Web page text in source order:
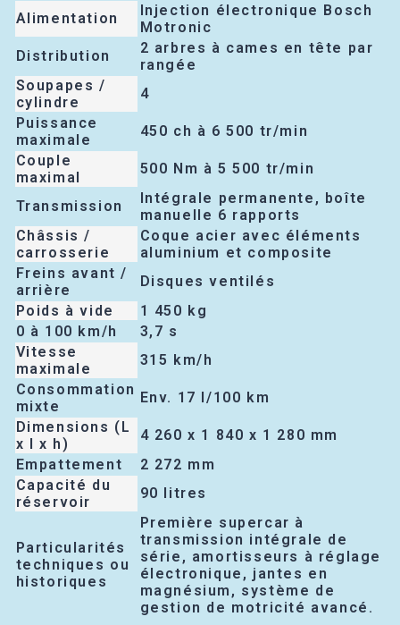
Alimentation
Injection électronique Bosch
Motronic
Distribution
2 arbres à cames en tête par
rangée
Soupapes /
cylindre
4
Puissance
maximale
450 ch à 6 500 tr/min
Couple
maximal
500 Nm à 5 500 tr/min
Transmission
Intégrale permanente, boîte
manuelle 6 rapports
Châssis /
carrosserie
Coque acier avec éléments
aluminium et composite
Freins avant /
arrière
Disques ventilés
Poids à vide
1 450 kg
0 à 100 km/h
3,7 s
Vitesse
maximale
315 km/h
Consommation
mixte
Env. 17 l/100 km
Dimensions (L
x l x h)
4 260 x 1 840 x 1 280 mm
Empattement
2 272 mm
Capacité du
réservoir
90 litres
Particularités
techniques ou
historiques
Première supercar à
transmission intégrale de
série, amortisseurs à réglage
électronique, jantes en
magnésium, système de
gestion de motricité avancé.